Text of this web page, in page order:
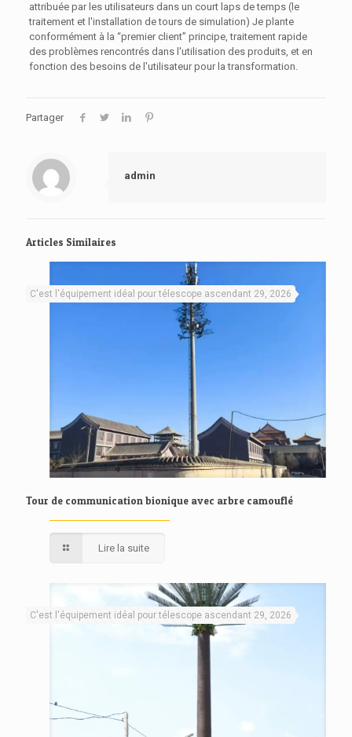
attribuée par les utilisateurs dans un court laps de temps (le
traitement et l'installation de tours de simulation) Je plante
conformément à la “premier client” principe, traitement rapide
des problèmes rencontrés dans l'utilisation des produits, et en
fonction des besoins de l'utilisateur pour la transformation.
Partager
admin
Articles Similaires
C'est l'équipement idéal pour télescope ascendant 29, 2026
Tour de communication bionique avec arbre camouflé
Lire la suite
C'est l'équipement idéal pour télescope ascendant 29, 2026